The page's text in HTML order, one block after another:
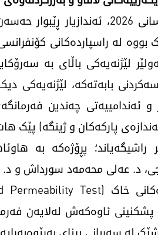
ئەمڕۆ چوارشەممە، 29ـی نیسانی
بووە لە راسپاردەکانی
لێژنەیەکی باڵای بە
بابەتەکە، لێژنەیەکی
ئەندامییەتی چەندین
پارکەکان و ژینگە) پێک
راشیگەیاند؛ پڕۆژەکە بە
د. عەلی محەمەد سورداش و
ئاوەکەش لەلایەن